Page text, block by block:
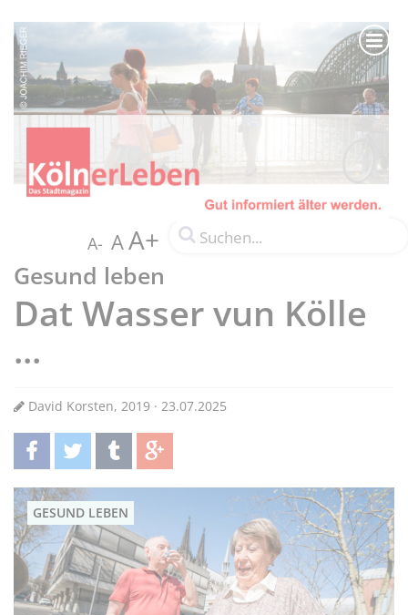
A- AA+
Gesund leben
Dat Wasser vun Kölle
...
David Korsten, 2019 · 23.07.2025
teilentwittern teilen teilen
GESUND LEBEN